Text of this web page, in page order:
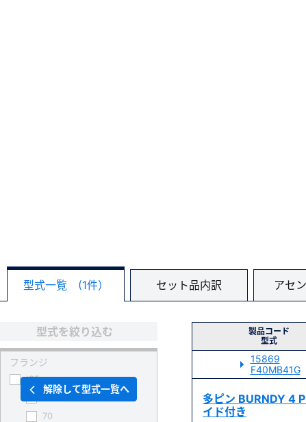
型式一覧 (1件） セット品内訳 アセ
製品コード
型式
15869
F40MB41G
多ピン BURNDY 4
イド付き
型式を絞り込む
フランジ
ICF
34
70
解除して型式一覧へ